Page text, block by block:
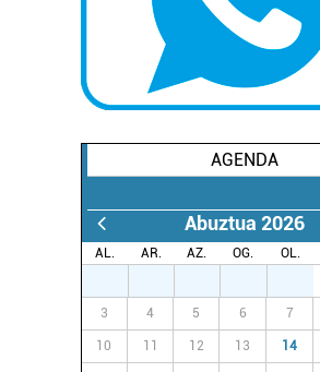
AGENDA
Abuztua 2026
AL. AR. AZ. OG. OL.
3 4 5 6 7
10 11 12 13 14